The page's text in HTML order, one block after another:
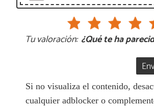
Tu valoración: ¿Qué te ha
Si no visualiza el contenido,
cualquier adblocker o